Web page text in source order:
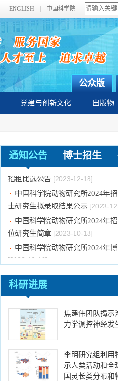
ENGLISH 中国科学院
公众版
党建与创新文化 出版物
通知公告 博士招生
技术奖项目的公示[2024-01-03]
中国科学院动物研究所国家动物
中国科学院动物研究所2024年
士研究生拟录取结果公示
中国科学院动物研究所2024年
位研究生简章
中国科学院动物研究所2024年博
四批拟录取结果公示
关于2023年度中国科学院杰出
推荐公示[2023-10-16]
中国科学院动物研究所2024年
取资格公示[2023-10-07]
关于拟通过中国科学院提名
技术奖项目的公示[2024-01-03]
中国科学院动物研究所国家动
科研进展
焦建伟团队揭示
力学调控神经发
李明研究组利用
示人类活动和全
国灵长类分布和